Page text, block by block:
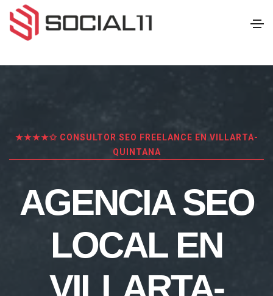
★★★★✩ CONSULTOR SEO FREELANCE EN VILLARTA-
QUINTANA
AGENCIA SEO
LOCAL EN
VILLARTA-